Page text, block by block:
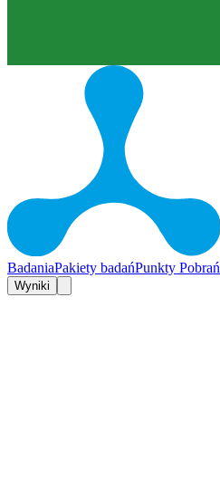
BadaniaPakiety badańPunkty Pobrań
Wyniki